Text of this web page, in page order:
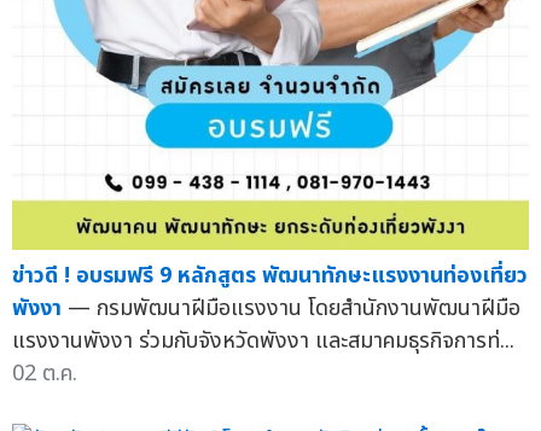
ข่าวดี ! อบรมฟรี 9 หลักสูตร พัฒนาทักษะแรงงานท่องเที่ยว
พังงา — กรมพัฒนาฝีมือแรงงาน โดยสำนักงานพัฒนาฝีมือ
แรงงานพังงา ร่วมกับจังหวัดพังงา และสมาคมธุรกิจการท่...
02 ต.ค.